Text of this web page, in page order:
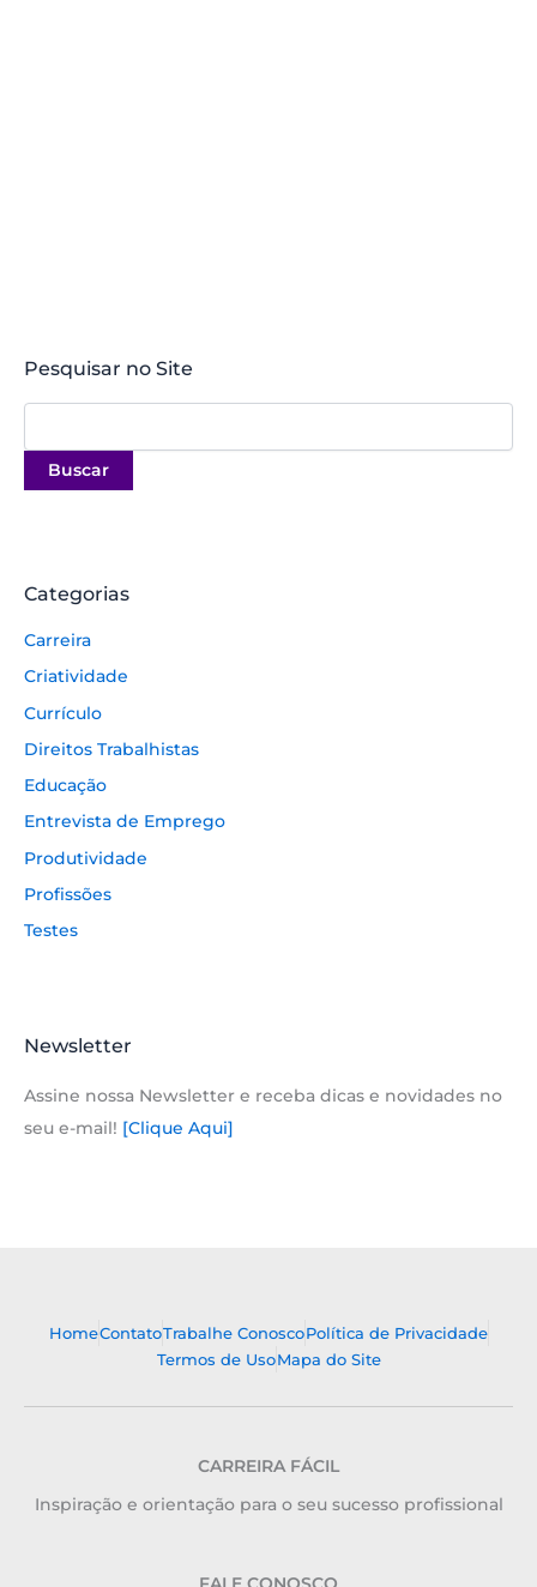
Pesquisar no Site
Categorias
Carreira
Criatividade
Currículo
Direitos Trabalhistas
Educação
Entrevista de Emprego
Produtividade
Profissões
Testes
Newsletter
Assine nossa Newsletter e receba dicas e novidades no
seu e-mail! [Clique Aqui]
HomeContatoTrabalhe ConoscoPolítica de Privacidade
Termos de UsoMapa do Site
CARREIRA FÁCIL
Inspiração e orientação para o seu sucesso profissional